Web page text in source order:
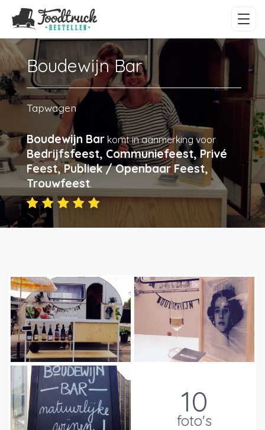
Boudewijn Bar
Tapwagen
Boudewijn Bar komt in aanmerking voor
Bedrijfsfeest, Communiefeest, Privé
Feest, Publiek / Openbaar Feest,
Trouwfeest.
10
foto's